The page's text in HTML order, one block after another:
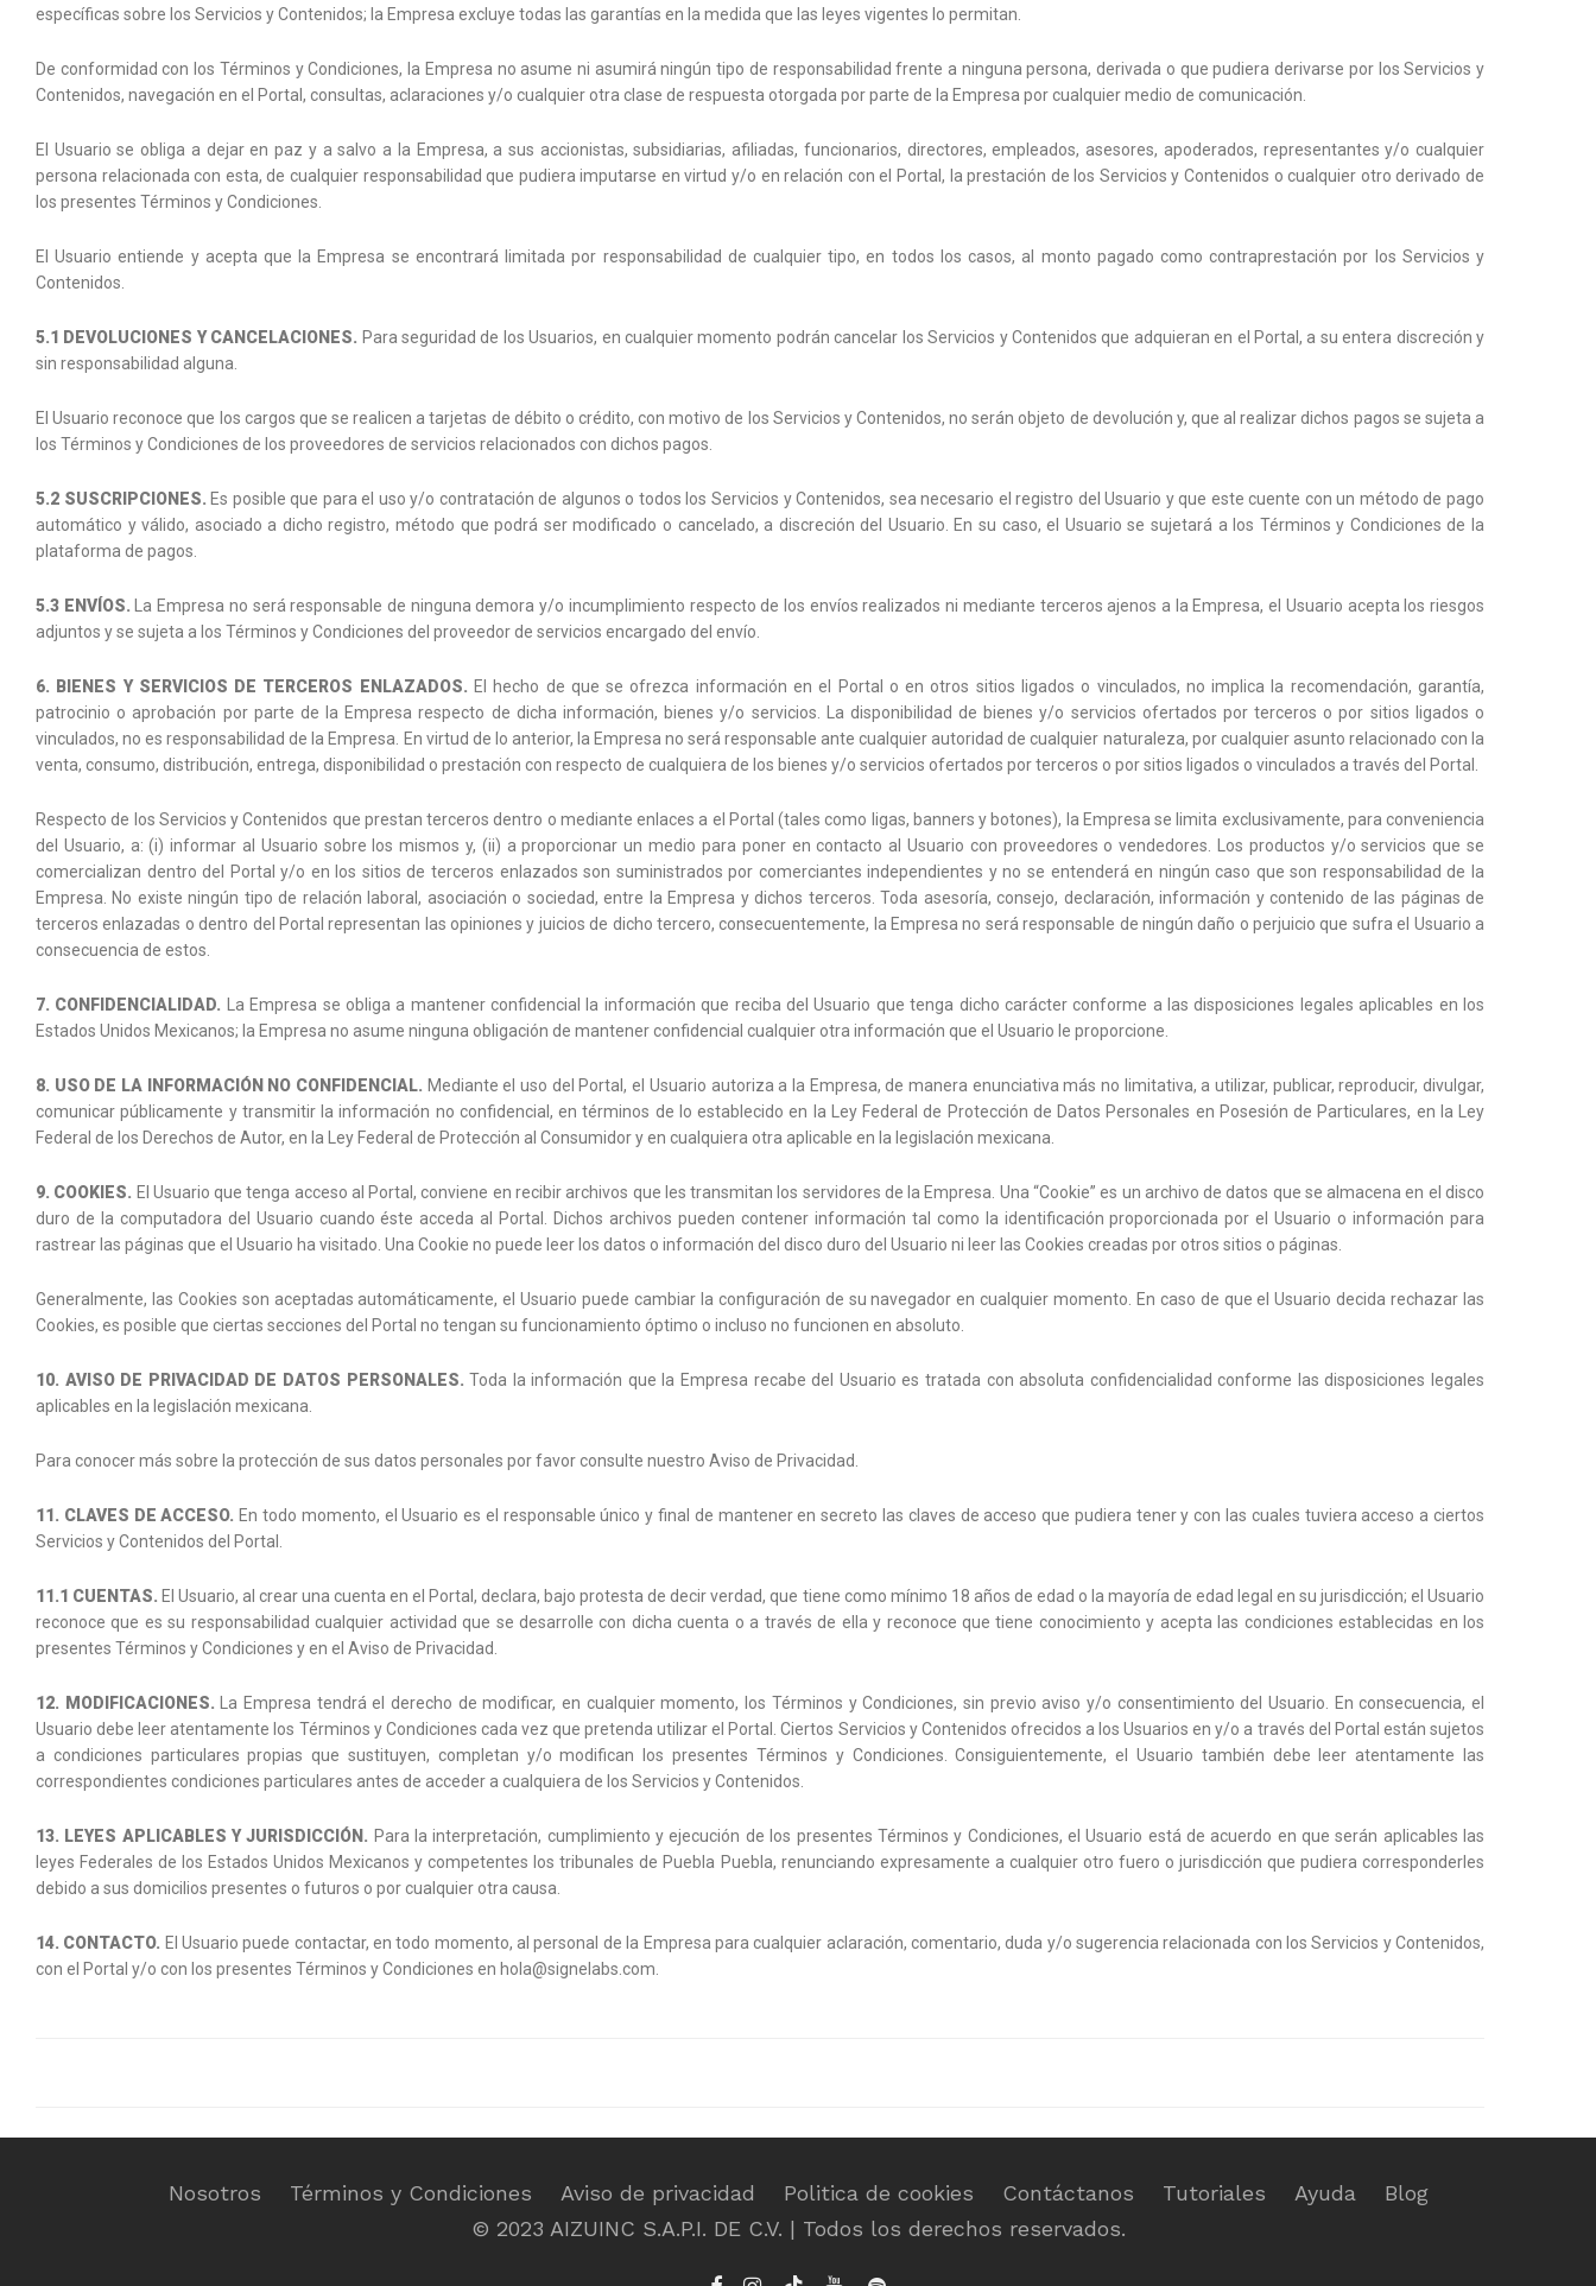
específicas sobre los Servicios y Contenidos; la Empresa excluye todas las garantías en la medida que las leyes vigentes lo permitan.
De conformidad con los Términos y Condiciones, la Empresa no asume ni asumirá ningún tipo de responsabilidad frente a ninguna persona, derivada o que pudiera derivarse por los Servicios y
Contenidos, navegación en el Portal, consultas, aclaraciones y/o cualquier otra clase de respuesta otorgada por parte de la Empresa por cualquier medio de comunicación.
El Usuario se obliga a dejar en paz y a salvo a la Empresa, a sus accionistas, subsidiarias, afiliadas, funcionarios, directores, empleados, asesores, apoderados, representantes y/o cualquier
persona relacionada con esta, de cualquier responsabilidad que pudiera imputarse en virtud y/o en relación con el Portal, la prestación de los Servicios y Contenidos o cualquier otro derivado de
los presentes Términos y Condiciones.
El Usuario entiende y acepta que la Empresa se encontrará limitada por responsabilidad de cualquier tipo, en todos los casos, al monto pagado como contraprestación por los Servicios y
Contenidos.
5.1 DEVOLUCIONES Y CANCELACIONES. Para seguridad de los Usuarios, en cualquier momento podrán cancelar los Servicios y Contenidos que adquieran en el Portal, a su entera discreción y
sin responsabilidad alguna.
El Usuario reconoce que los cargos que se realicen a tarjetas de débito o crédito, con motivo de los Servicios y Contenidos, no serán objeto de devolución y, que al realizar dichos pagos se sujeta a
los Términos y Condiciones de los proveedores de servicios relacionados con dichos pagos.
5.2 SUSCRIPCIONES. Es posible que para el uso y/o contratación de algunos o todos los Servicios y Contenidos, sea necesario el registro del Usuario y que este cuente con un método de pago
automático y válido, asociado a dicho registro, método que podrá ser modificado o cancelado, a discreción del Usuario. En su caso, el Usuario se sujetará a los Términos y Condiciones de la
plataforma de pagos.
5.3 ENVÍOS. La Empresa no será responsable de ninguna demora y/o incumplimiento respecto de los envíos realizados ni mediante terceros ajenos a la Empresa, el Usuario acepta los riesgos
adjuntos y se sujeta a los Términos y Condiciones del proveedor de servicios encargado del envío.
6. BIENES Y SERVICIOS DE TERCEROS ENLAZADOS. El hecho de que se ofrezca información en el Portal o en otros sitios ligados o vinculados, no implica la recomendación, garantía,
patrocinio o aprobación por parte de la Empresa respecto de dicha información, bienes y/o servicios. La disponibilidad de bienes y/o servicios ofertados por terceros o por sitios ligados o
vinculados, no es responsabilidad de la Empresa. En virtud de lo anterior, la Empresa no será responsable ante cualquier autoridad de cualquier naturaleza, por cualquier asunto relacionado con la
venta, consumo, distribución, entrega, disponibilidad o prestación con respecto de cualquiera de los bienes y/o servicios ofertados por terceros o por sitios ligados o vinculados a través del Portal.
Respecto de los Servicios y Contenidos que prestan terceros dentro o mediante enlaces a el Portal (tales como ligas, banners y botones), la Empresa se limita exclusivamente, para conveniencia
del Usuario, a: (i) informar al Usuario sobre los mismos y, (ii) a proporcionar un medio para poner en contacto al Usuario con proveedores o vendedores. Los productos y/o servicios que se
comercializan dentro del Portal y/o en los sitios de terceros enlazados son suministrados por comerciantes independientes y no se entenderá en ningún caso que son responsabilidad de la
Empresa. No existe ningún tipo de relación laboral, asociación o sociedad, entre la Empresa y dichos terceros. Toda asesoría, consejo, declaración, información y contenido de las páginas de
terceros enlazadas o dentro del Portal representan las opiniones y juicios de dicho tercero, consecuentemente, la Empresa no será responsable de ningún daño o perjuicio que sufra el Usuario a
consecuencia de estos.
7. CONFIDENCIALIDAD. La Empresa se obliga a mantener confidencial la información que reciba del Usuario que tenga dicho carácter conforme a las disposiciones legales aplicables en los
Estados Unidos Mexicanos; la Empresa no asume ninguna obligación de mantener confidencial cualquier otra información que el Usuario le proporcione.
8. USO DE LA INFORMACIÓN NO CONFIDENCIAL. Mediante el uso del Portal, el Usuario autoriza a la Empresa, de manera enunciativa más no limitativa, a utilizar, publicar, reproducir, divulgar,
comunicar públicamente y transmitir la información no confidencial, en términos de lo establecido en la Ley Federal de Protección de Datos Personales en Posesión de Particulares, en la Ley
Federal de los Derechos de Autor, en la Ley Federal de Protección al Consumidor y en cualquiera otra aplicable en la legislación mexicana.
9. COOKIES. El Usuario que tenga acceso al Portal, conviene en recibir archivos que les transmitan los servidores de la Empresa. Una “Cookie” es un archivo de datos que se almacena en el disco
duro de la computadora del Usuario cuando éste acceda al Portal. Dichos archivos pueden contener información tal como la identificación proporcionada por el Usuario o información para
rastrear las páginas que el Usuario ha visitado. Una Cookie no puede leer los datos o información del disco duro del Usuario ni leer las Cookies creadas por otros sitios o páginas.
Generalmente, las Cookies son aceptadas automáticamente, el Usuario puede cambiar la configuración de su navegador en cualquier momento. En caso de que el Usuario decida rechazar las
Cookies, es posible que ciertas secciones del Portal no tengan su funcionamiento óptimo o incluso no funcionen en absoluto.
10. AVISO DE PRIVACIDAD DE DATOS PERSONALES. Toda la información que la Empresa recabe del Usuario es tratada con absoluta confidencialidad conforme las disposiciones legales
aplicables en la legislación mexicana.
Para conocer más sobre la protección de sus datos personales por favor consulte nuestro Aviso de Privacidad.
11. CLAVES DE ACCESO. En todo momento, el Usuario es el responsable único y final de mantener en secreto las claves de acceso que pudiera tener y con las cuales tuviera acceso a ciertos
Servicios y Contenidos del Portal.
11.1 CUENTAS. El Usuario, al crear una cuenta en el Portal, declara, bajo protesta de decir verdad, que tiene como mínimo 18 años de edad o la mayoría de edad legal en su jurisdicción; el Usuario
reconoce que es su responsabilidad cualquier actividad que se desarrolle con dicha cuenta o a través de ella y reconoce que tiene conocimiento y acepta las condiciones establecidas en los
presentes Términos y Condiciones y en el Aviso de Privacidad.
12. MODIFICACIONES. La Empresa tendrá el derecho de modificar, en cualquier momento, los Términos y Condiciones, sin previo aviso y/o consentimiento del Usuario. En consecuencia, el
Usuario debe leer atentamente los Términos y Condiciones cada vez que pretenda utilizar el Portal. Ciertos Servicios y Contenidos ofrecidos a los Usuarios en y/o a través del Portal están sujetos
a condiciones particulares propias que sustituyen, completan y/o modifican los presentes Términos y Condiciones. Consiguientemente, el Usuario también debe leer atentamente las
correspondientes condiciones particulares antes de acceder a cualquiera de los Servicios y Contenidos.
13. LEYES APLICABLES Y JURISDICCIÓN. Para la interpretación, cumplimiento y ejecución de los presentes Términos y Condiciones, el Usuario está de acuerdo en que serán aplicables las
leyes Federales de los Estados Unidos Mexicanos y competentes los tribunales de Puebla Puebla, renunciando expresamente a cualquier otro fuero o jurisdicción que pudiera corresponderles
debido a sus domicilios presentes o futuros o por cualquier otra causa.
14. CONTACTO. El Usuario puede contactar, en todo momento, al personal de la Empresa para cualquier aclaración, comentario, duda y/o sugerencia relacionada con los Servicios y Contenidos,
con el Portal y/o con los presentes Términos y Condiciones en hola@signelabs.com.
Nosotros Términos y Condiciones Aviso de privacidad Politica de cookies Contáctanos Tutoriales Ayuda
Blog
© 2023 AIZUINC S.A.P.I. DE C.V. | Todos los derechos reservados.